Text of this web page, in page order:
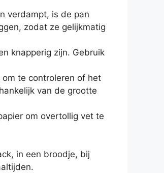
verdampt, is de pan
zodat ze gelijkmatig
knapperig zijn. Gebruik
te controleren of het
van de grootte
om overtollig vet te
in een broodje, bij